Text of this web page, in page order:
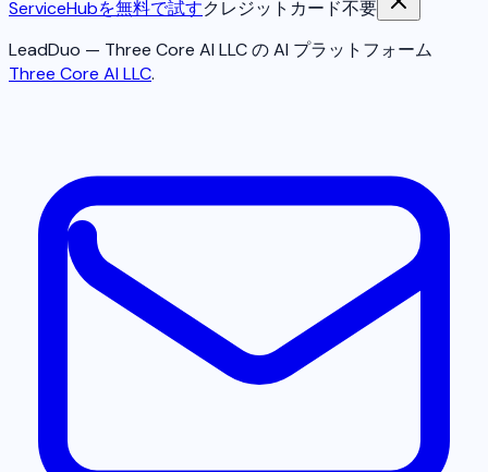
ServiceHubを無料で試すクレジットカード不要
LeadDuo — Three Core AI LLC の AI プラットフォーム
Three Core AI LLC.